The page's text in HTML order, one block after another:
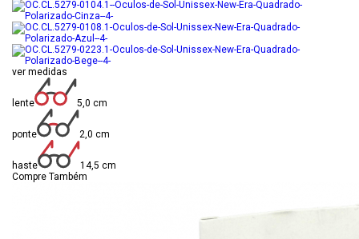
ver medidas
lente 5,0 cm
ponte 2,0 cm
haste
14,5 cm
Compre Também